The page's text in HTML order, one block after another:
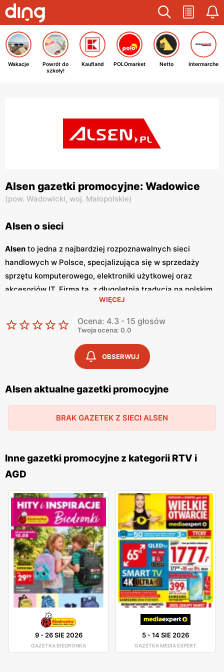
Wakacje
Powrót do
szkoły!
Kaufland POLOmarket Netto Intermarche
Alsen gazetki promocyjne: Wadowice
(pow. Wadowicki, woj. Małopolskie)
Alsen o sieci
Alsen to jedna z najbardziej rozpoznawalnych sieci
handlowych w Polsce, specjalizująca się w sprzedaży
sprzętu komputerowego, elektroniki użytkowej oraz
akcesoriów IT. Firma ta, z długoletnią tradycją na polskim
rynku, oferuje szeroką gamę produktów, które zaspokoją
potrzeby zarówno indywidualnych klientów, jak i
przedsiębiorstw.Alsenstawia na wysoką jakość obsługi
klienta oraz szeroki asortyment, co czyni ją jednym z
liderów w swojej branży. Jednym z kluczowych elementów,
Alsenna tle konkurencji, są regularnie
wydawanegazetki promocyjne
. Dzięki nim klienci mogą na
bieżąco śledzić najnowsze
promocje
oraz oferty
te są wydawane kilka razy w miesiącu,
jest starannie przygotowywana, aby odpowiadać na
potrzeby klientów i dostarczać im najbardziej atrakcyjne
oferty.Alsenjest siecią, która nieustannie się rozwija i
poszerza swoją ofertę, dbając o to, aby zawsze być na
bieżąco z najnowszymi trendami technologicznymi. W
asortymencie sklepu znajdują się produkty renomowanych
marek, co gwarantuje wysoką jakość i niezawodność.
Firma oferuje również profesjonalne doradztwo techniczne
oraz wsparcie posprzedażowe, co jest niezwykle ważne
dla klientów, którzy chcą mieć pewność, że dokonali
właściwego wyboru. Lokalizacja sklepówAlsenjest
również dużym atutem sieci. Placówki znajdują się w
dogodnych punktach, co ułatwia dostęp do oferty. Sieć
posiada zarówno sklepy stacjonarne, jak i sklep
internetowy, co pozwala na wygodne zakupy z dowolnego
WIĘCEJ
Ocena: 4.3 - 15 głosów
Twoja ocena: 0.0
OBSERWUJ
Alsen aktualne gazetki promocyjne
BRAK GAZETEK Z SIECI ALSEN
Inne gazetki promocyjne z kategorii RTV i
AGD
9-26 SIE 2026
GAZETKA BIEDRONKA
5-14 SIE 2026
GAZETKA MEDIA EXPERT